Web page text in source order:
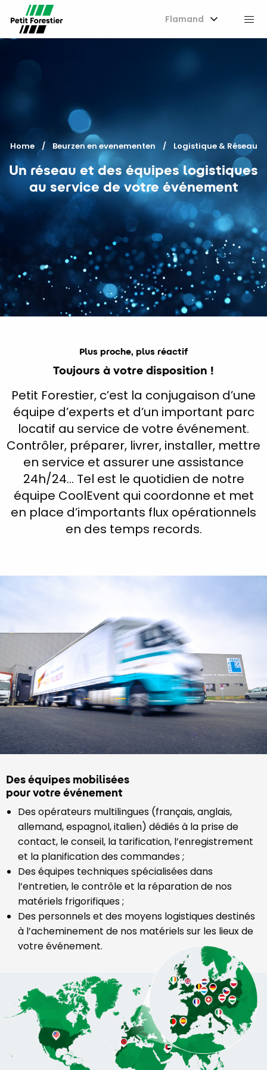
Flamand
Home Beurzen en evenementen Current:
Logistique & Réseau
Un réseau et des équipes logistiques
au service de votre événement
Plus proche, plus réactif
Toujours à votre disposition !
Petit Forestier, c’est la conjugaison d’une
équipe d’experts et d’un important parc
locatif au service de votre événement.
Contrôler, préparer, livrer, installer, mettre
en service et assurer une assistance
24h/24… Tel est le quotidien de notre
équipe CoolEvent qui coordonne et met
en place d’importants flux opérationnels
en des temps records.
Des équipes mobilisées
pour votre événement
Des opérateurs multilingues (français, anglais,
allemand, espagnol, italien) dédiés à la prise de
contact, le conseil, la tarification, l’enregistrement
et la planification des commandes ;
Des équipes techniques spécialisées dans
l’entretien, le contrôle et la réparation de nos
matériels frigorifiques ;
Des personnels et des moyens logistiques destinés
à l’acheminement de nos matériels sur les lieux de
votre événement.